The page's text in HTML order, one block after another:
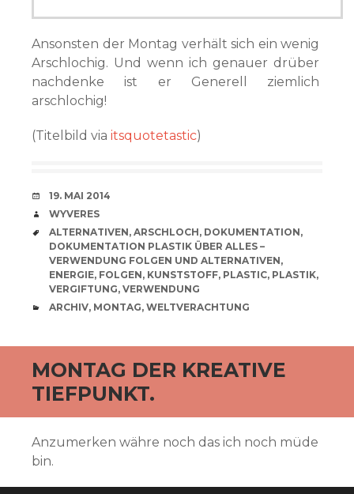
Ansonsten der Montag verhält sich ein wenig
Arschlochig. Und wenn ich genauer drüber
nachdenke ist er Generell ziemlich
arschlochig!
(Titelbild via itsquotetastic)
VERABREDUNG
19. MAI 2014
VERFASSER
WYVERES
SCHLAGWÖRTER
ALTERNATIVEN, ARSCHLOCH, DOKUMENTATION,
DOKUMENTATION PLASTIK ÜBER ALLES –
VERWENDUNG FOLGEN UND ALTERNATIVEN,
ENERGIE, FOLGEN, KUNSTSTOFF, PLASTIC, PLASTIK,
VERGIFTUNG, VERWENDUNG
CATEGORIES
ARCHIV, MONTAG, WELTVERACHTUNG
MONTAG DER KREATIVE
TIEFPUNKT.
Anzumerken währe noch das ich noch müde
bin.